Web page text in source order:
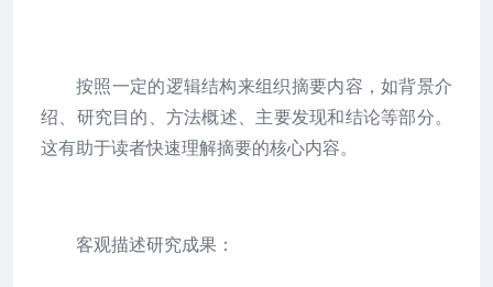
按照一定的逻辑结构来组织摘要内容，如背景介
绍、研究目的、方法概述、主要发现和结论等部分。
这有助于读者快速理解摘要的核心内容。
客观描述研究成果：